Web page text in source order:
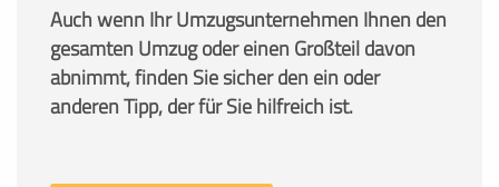
Auch wenn Ihr Umzugsunternehmen Ihnen den
gesamten Umzug oder einen Großteil davon
abnimmt, finden Sie sicher den ein oder
anderen Tipp, der für Sie hilfreich ist.